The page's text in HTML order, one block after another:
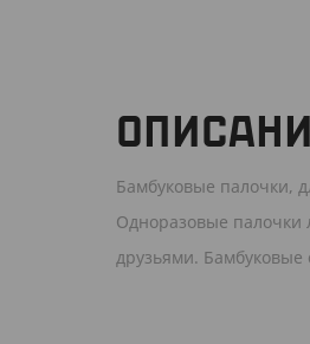
Бамбуковые палочки,
Одноразовые палочки
друзьями.